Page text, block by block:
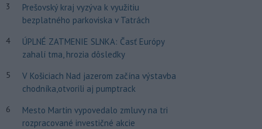
3
Prešovský kraj vyzýva k využitiu
bezplatného parkoviska v Tatrách
4
ÚPLNÉ ZATMENIE SLNKA: Časť Európy
zahalí tma, hrozia dôsledky
5
V Košiciach Nad jazerom začína výstavba
chodníka,otvorili aj pumptrack
6
Mesto Martin vypovedalo zmluvy na tri
rozpracované investičné akcie